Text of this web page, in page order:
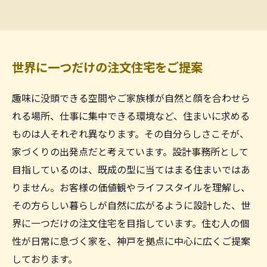
世界に一つだけの注文住宅をご提案
趣味に没頭できる空間やご家族様が自然と顔を合わせら
れる場所、仕事に集中できる環境など、住まいに求める
ものは人それぞれ異なります。その自分らしさこそが、
家づくりの出発点だと考えています。設計事務所として
目指しているのは、既成の型に当てはまる住まいではあ
りません。お客様の価値観やライフスタイルを理解し、
その方らしい暮らしが自然に広がるように設計した、世
界に一つだけの注文住宅を目指しています。住む人の個
性が日常に息づく家を、神戸を拠点に中心に広くご提案
しております。